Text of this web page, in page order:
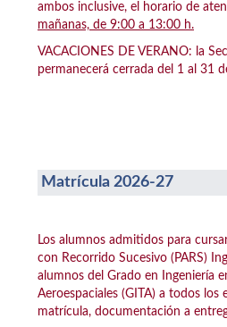
ambos inclusive, el horario de
mañanas, de 9:00 a 13:00 h.
VACACIONES DE VERANO: la
permanecerá cerrada del 1 al 31
Matrícula 2026-27
Los alumnos admitidos para
con Recorrido Sucesivo (PARS)
alumnos del Grado en Ingeniería
Aeroespaciales (GITA) a todos
matrícula, documentación a